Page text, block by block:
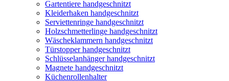
Gartentiere handgeschnitzt
Kleiderhaken handgeschnitzt
Serviettenringe handgeschnitzt
Holzschmetterlinge handgeschnitzt
Wäscheklammern handgeschnitzt
Türstopper handgeschnitzt
Schlüsselanhänger handgeschnitzt
Magnete handgeschnitzt
Küchenrollenhalter